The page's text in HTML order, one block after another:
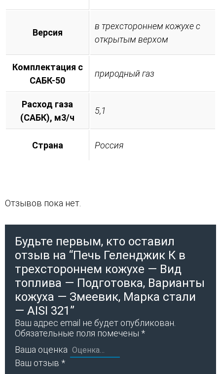
Версия
в трехстороннем кожухе с
открытым верхом
Комплектация с
САБК-50
природный газ
Расход газа
(САБК), м3/ч
5,1
Страна Россия
Отзывов пока нет.
Будьте первым, кто оставил
отзыв на “Печь Геленджик К в
трехстороннем кожухе — Вид
топлива — Подготовка, Варианты
кожуха — Змеевик, Марка стали
— AISI 321”
Ваш адрес email не будет опубликован.
Обязательные поля помечены *
Ваша оценка
Ваш отзыв *